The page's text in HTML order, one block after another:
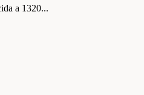
a 1320...